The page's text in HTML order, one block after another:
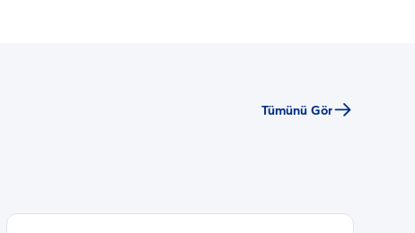
Tümünü Gör